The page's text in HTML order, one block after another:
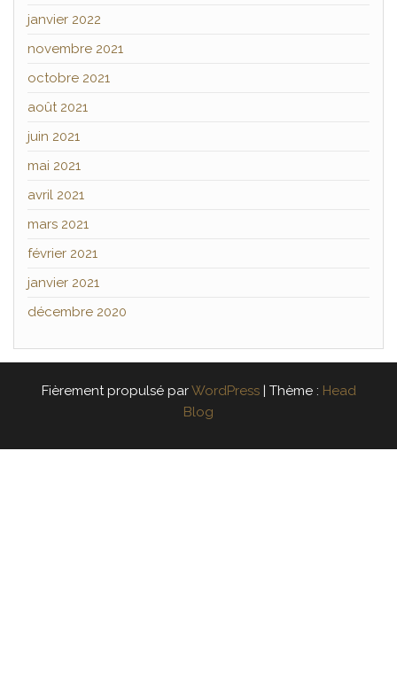
janvier 2022
novembre 2021
octobre 2021
août 2021
juin 2021
mai 2021
avril 2021
mars 2021
février 2021
janvier 2021
décembre 2020
Fièrement propulsé parWordPress | Thème : Head
Blog